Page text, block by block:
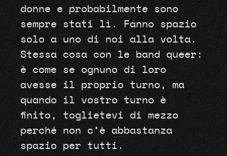
donne e probabilmente sono
sempre stati lì. Fanno spazio
solo a uno di noi alla volta.
Stessa cosa con le band queer:
è come se ognuno di loro
avesse il proprio turno, ma
quando il vostro turno è
finito, toglietevi di mezzo
perché non c’è abbastanza
spazio per tutti.